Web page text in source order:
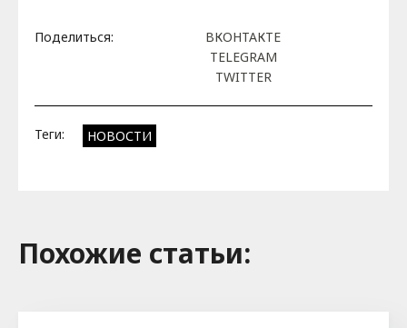
Поделиться:
ВКОНТАКТЕ
TELEGRAM
TWITTER
Теги: НОВОСТИ
Похожие cтатьи: